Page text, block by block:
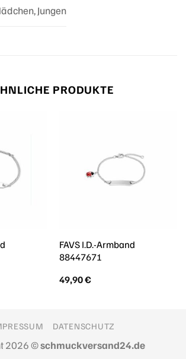
Jungen
PRODUKTE
FAVS I.D.-Armband
88447671
49,90€
DATENSCHUTZ
2026 ©schmuckversand24.de